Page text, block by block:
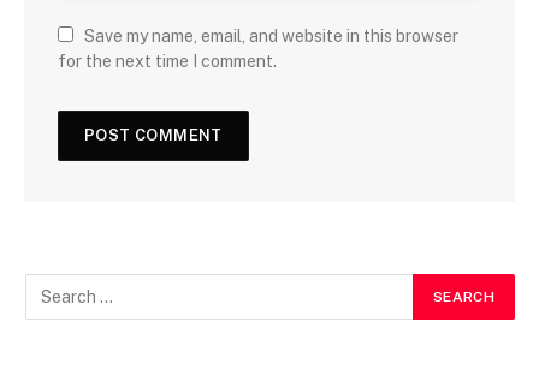
Save my name, email, and website in this browser
for the next time I comment.